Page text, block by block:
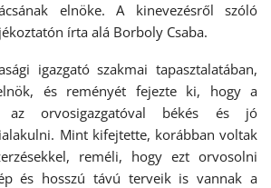
elnöke. A kinevezésről szóló
írta alá Borboly Csaba.
igazgató szakmai tapasztalatában,
és reményét fejezte ki, hogy a
az orvosigazgatóval békés és jó
Mint kifejtette, korábban voltak
reméli, hogy ezt orvosolni
és hosszú távú terveik is vannak a